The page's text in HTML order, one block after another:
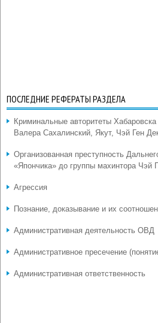
ПОСЛЕДНИЕ РЕФЕРАТЫ РАЗДЕЛА
Криминальные авторитеты
Валера Сахалинский, Якут, Чэй Ген
Организованная преступность
«Япончика» до группы махинтора Чэй
Агрессия
Познание, доказывание и их
Административная деятельность ОВД
Административное пресечение
Административная ответственность